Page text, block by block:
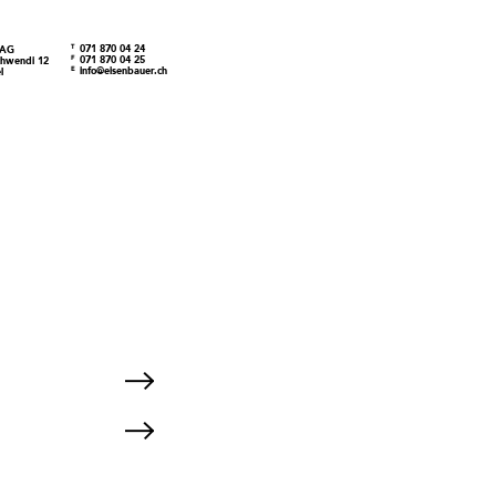
12
T 071 870 04 24
F 071 870 04 25
E info@eisenbauer.ch